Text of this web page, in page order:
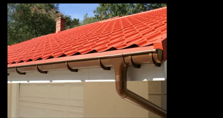
Devis pose de gouttière 73